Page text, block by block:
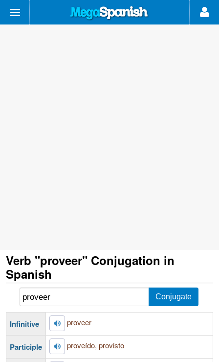
Verb "proveer" Conjugation in
Spanish
Infinitive proveer
Participle proveído, provisto